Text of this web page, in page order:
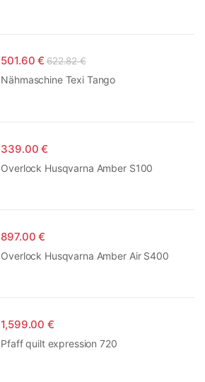
501.60 € 622.82 €
Nähmaschine Texi Tango
339.00 €
Overlock Husqvarna Amber S100
897.00 €
Overlock Husqvarna Amber Air S400
1,599.00 €
Pfaff quilt expression 720